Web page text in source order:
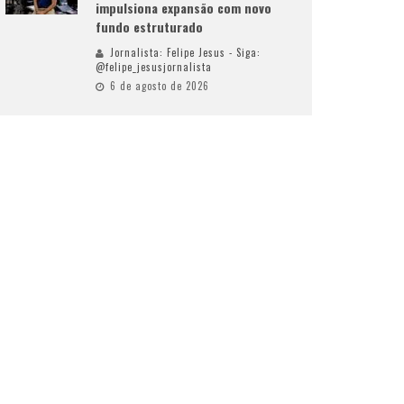
impulsiona expansão com novo
fundo estruturado
Jornalista: Felipe Jesus - Siga:
@felipe_jesusjornalista
6 de agosto de 2026